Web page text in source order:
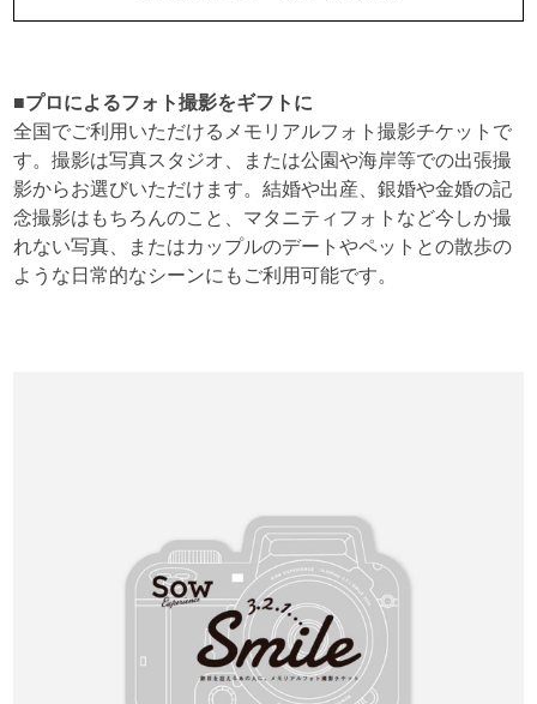
■プロによるフォト撮影をギフトに
全国でご利用いただけるメモリアルフォト撮影チケットで
す。撮影は写真スタジオ、または公園や海岸等での出張撮
影からお選びいただけます。結婚や出産、銀婚や金婚の記
念撮影はもちろんのこと、マタニティフォトなど今しか撮
れない写真、またはカップルのデートやペットとの散歩の
ような日常的なシーンにもご利用可能です。